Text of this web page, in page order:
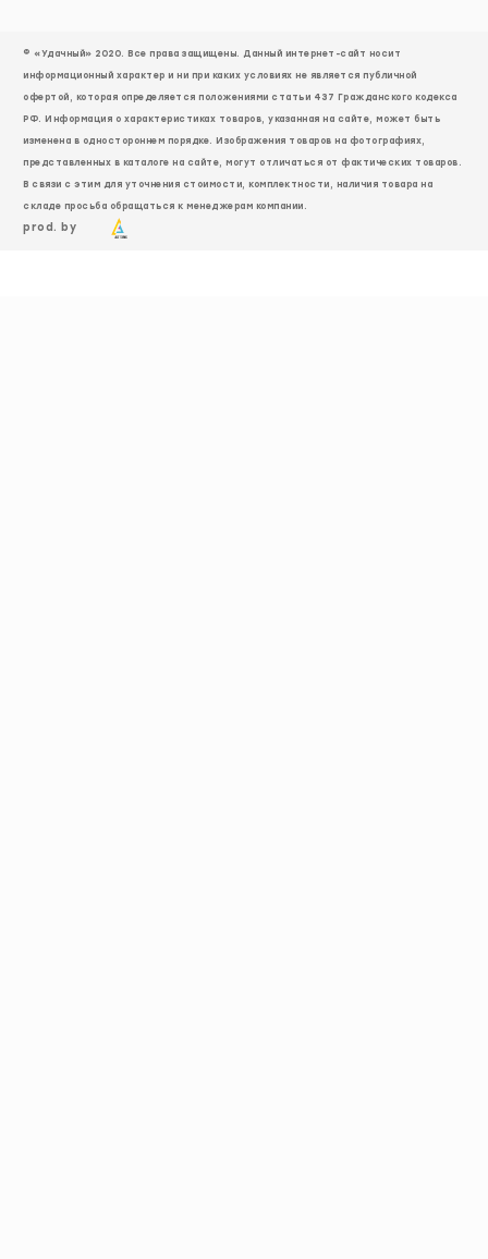
© «Удачный» 2020. Все права защищены. Данный интернет-сайт носит
информационный характер и ни при каких условиях не является публичной
офертой, которая определяется положениями статьи 437 Гражданского кодекса
РФ. Информация о характеристиках товаров, указанная на сайте, может быть
изменена в одностороннем порядке. Изображения товаров на фотографиях,
представленных в каталоге на сайте, могут отличаться от фактических товаров.
В связи с этим для уточнения стоимости, комплектности, наличия товара на
складе просьба обращаться к менеджерам компании.
prod. by